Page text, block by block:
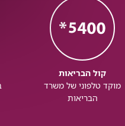
קול הבריאות
מוקד טלפוני של משרד
הבריאות